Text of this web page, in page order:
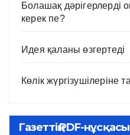
Болашақ дәрігерлерді
керек пе?
Идея қаланы өзгертеді
Көлік жүргізушілеріне
Газеттің PDF-нұсқасы